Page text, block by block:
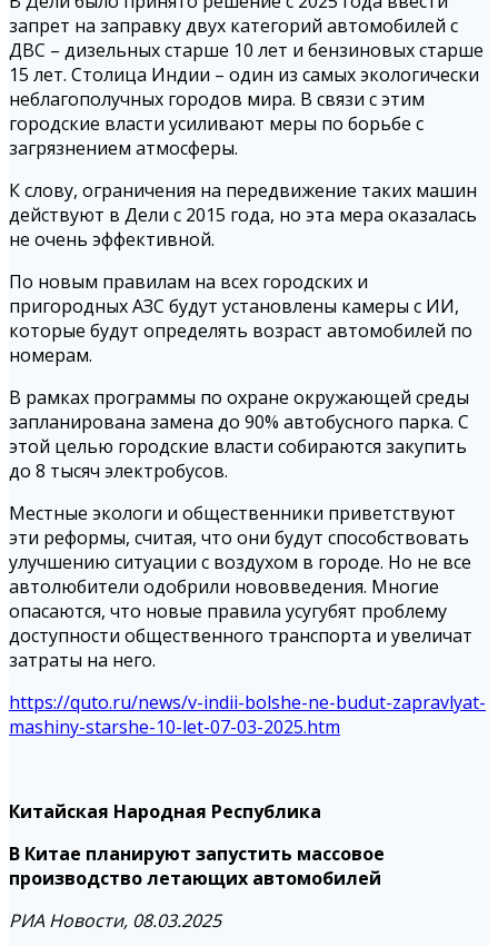
запрет на заправку двух категорий автомобилей с
ДВС – дизельных старше 10 лет и бензиновых старше
15 лет. Столица Индии – один из самых экологически
неблагополучных городов мира. В связи с этим
городские власти усиливают меры по борьбе с
загрязнением атмосферы.
К слову, ограничения на передвижение таких машин
действуют в Дели с 2015 года, но эта мера оказалась
не очень эффективной.
По новым правилам на всех городских и
пригородных АЗС будут установлены камеры с ИИ,
которые будут определять возраст автомобилей по
номерам.
В рамках программы по охране окружающей среды
запланирована замена до 90% автобусного парка. С
этой целью городские власти собираются закупить
до 8 тысяч электробусов.
Местные экологи и общественники приветствуют
эти реформы, считая, что они будут способствовать
улучшению ситуации с воздухом в городе. Но не все
автолюбители одобрили нововведения. Многие
опасаются, что новые правила усугубят проблему
доступности общественного транспорта и увеличат
затраты на него.
https://quto.ru/news/v-indii-bolshe-ne-budut-zapravlyat-
mashiny-starshe-10-let-07-03-2025.htm
Китайская Народная Республика
В Китае планируют запустить массовое
производство летающих автомобилей
РИА Новости, 08.03.2025